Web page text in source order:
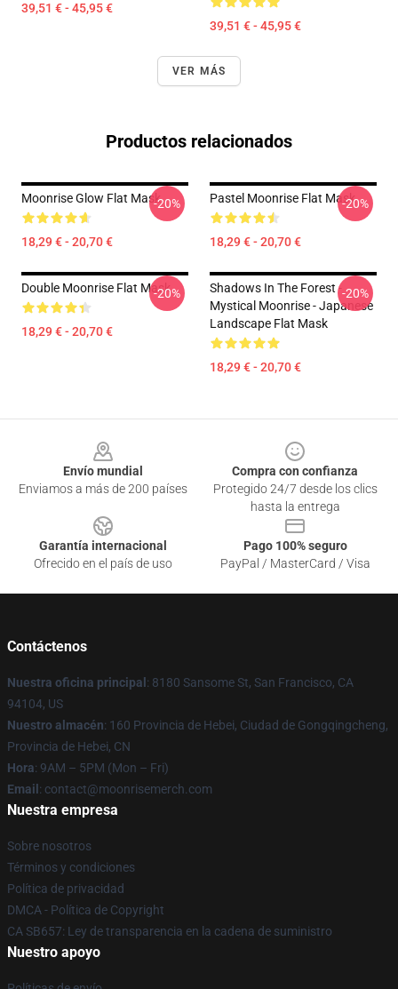
39,51 € - 45,95 €
39,51 € - 45,95 €
VER MÁS
Productos relacionados
Moonrise Glow Flat Mask
18,29 € - 20,70 €
-20% Pastel Moonrise Flat Mask
18,29 € - 20,70 €
-20%
Double Moonrise Flat Mask
18,29 € - 20,70 €
-20%
Shadows In The Forest -
Mystical Moonrise - Japanese
Landscape Flat Mask
18,29 € - 20,70 €
-20%
Envío mundial
Enviamos a más de 200 países
Compra con confianza
Protegido 24/7 desde los clics
hasta la entrega
Garantía internacional
Ofrecido en el país de uso
Pago 100% seguro
PayPal / MasterCard / Visa
Contáctenos
Nuestra oficina principal : 8180 Sansome St, San Francisco, CA
94104, US
Nuestro almacén: 160 Provincia de Hebei, Ciudad de Gongqingcheng,
Provincia de Hebei, CN
Hora: 9AM – 5PM (Mon – Fri)
Email : contact@moonrisemerch.com
Nuestra empresa
Sobre nosotros
Términos y condiciones
Política de privacidad
DMCA - Política de Copyright
CA SB657: Ley de transparencia en la cadena de suministro
Nuestro apoyo